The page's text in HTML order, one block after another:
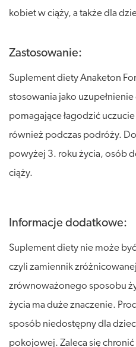
kobiet w ciąży, a także dla
Zastosowanie:
Suplement diety Anaketon
stosowania jako
pomagające łagodzić
również podczas podróży.
powyżej 3. roku życia, osób
ciąży.
Informacje dodatkowe:
Suplement diety nie może
czyli zamiennik
zrównoważonego sposobu
życia ma duże znaczenie.
sposób niedostępny dla
pokojowej. Zaleca się